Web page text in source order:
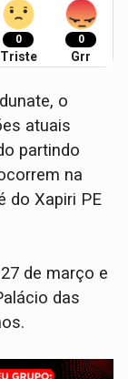
0
Triste
0
Grr
o
atuais
partindo
na
do Xapiri PE
de março e
das